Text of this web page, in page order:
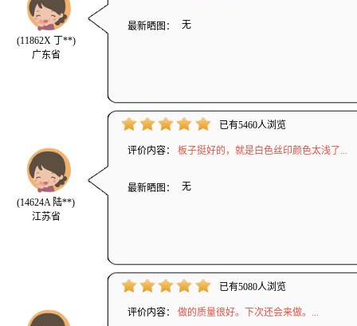
(11862X 丁**)
广东省
最新晒图： 无
(14624A 陆**)
江苏省
已有5460人浏览
评价内容： 板子挺好的，就是白色丝印颜色太浅了...
最新晒图： 无
已有5080人浏览
评价内容： 做的质量很好。下次还会来做。...